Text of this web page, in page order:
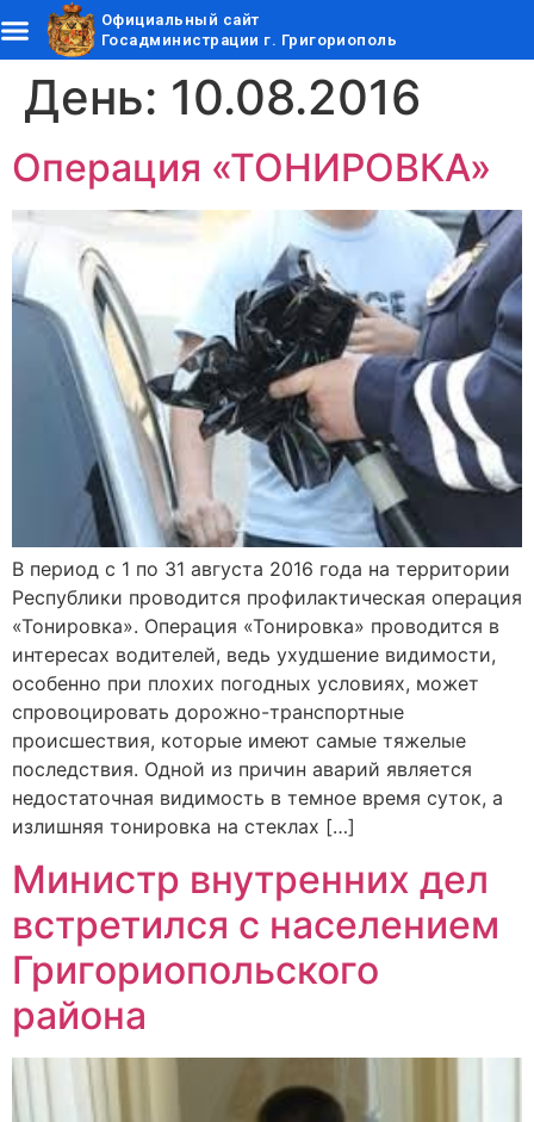
Официальный сайт
Госадминистрации г. Григориополь
День: 10.08.2016
Операция «ТОНИРОВКА»
В период с 1 по 31 августа 2016 года на территории
Республики проводится профилактическая операция
«Тонировка». Операция «Тонировка» проводится в
интересах водителей, ведь ухудшение видимости,
особенно при плохих погодных условиях, может
спровоцировать дорожно-транспортные
происшествия, которые имеют самые тяжелые
последствия. Одной из причин аварий является
недостаточная видимость в темное время суток, а
излишняя тонировка на стеклах […]
Министр внутренних дел
встретился с населением
Григориопольского
района